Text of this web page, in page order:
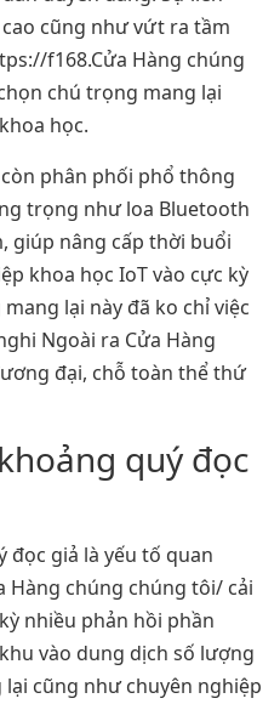
cũng như vứt ra tầm
f168.Cửa Hàng chúng
chú trọng mang lại
học.
phân phối phổ thông
trọng như loa Bluetooth
giúp nâng cấp thời buổi
khoa học IoT vào cực kỳ
lại này đã ko chỉ việc
Ngoài ra Cửa Hàng
đại, chỗ toàn thể thứ
quý đọc
đọc giả là yếu tố quan
chúng chúng tôi/ cải
nhiều phản hồi phần
vào dung dịch số lượng
cũng như chuyên nghiệp